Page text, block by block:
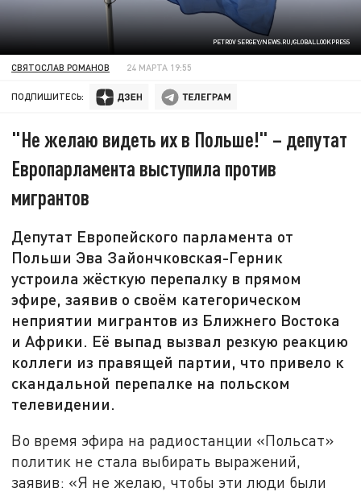
PETROV SERGEY/NEWS.RU/GLOBALLOOKPRESS
СВЯТОСЛАВ РОМАНОВ 24 МАРТА 19:55
ПОДПИШИТЕСЬ:
"Не желаю видеть их в Польше!" – депутат
Европарламента выступила против
мигрантов
Депутат Европейского парламента от
Польши Эва Зайончковская-Герник
устроила жёсткую перепалку в прямом
эфире, заявив о своём категорическом
неприятии мигрантов из Ближнего Востока
и Африки. Её выпад вызвал резкую реакцию
коллеги из правящей партии, что привело к
скандальной перепалке на польском
телевидении.
Во время эфира на радиостанции «Польсат»
политик не стала выбирать выражений,
заявив: «Я не желаю, чтобы эти люди были